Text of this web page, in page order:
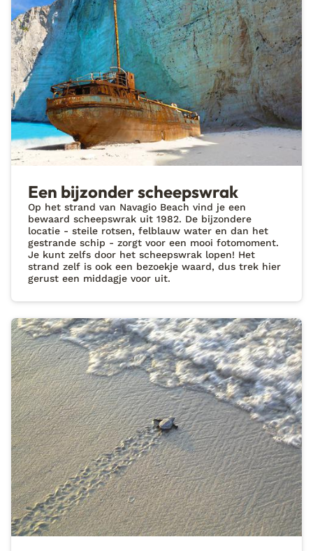
Een bijzonder scheepswrak
Op het strand van Navagio Beach vind je een
bewaard scheepswrak uit 1982. De bijzondere
locatie - steile rotsen, felblauw water en dan het
gestrande schip - zorgt voor een mooi fotomoment.
Je kunt zelfs door het scheepswrak lopen! Het
strand zelf is ook een bezoekje waard, dus trek hier
gerust een middagje voor uit.